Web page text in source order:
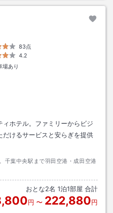
83点
4.2
場あり
ホテル。ファミリーからビジ
けるサービスと安らぎを提供
千葉中央駅まで羽田空港・成田空港
おとな2名 1泊1部屋 合計
円 〜 222,880円